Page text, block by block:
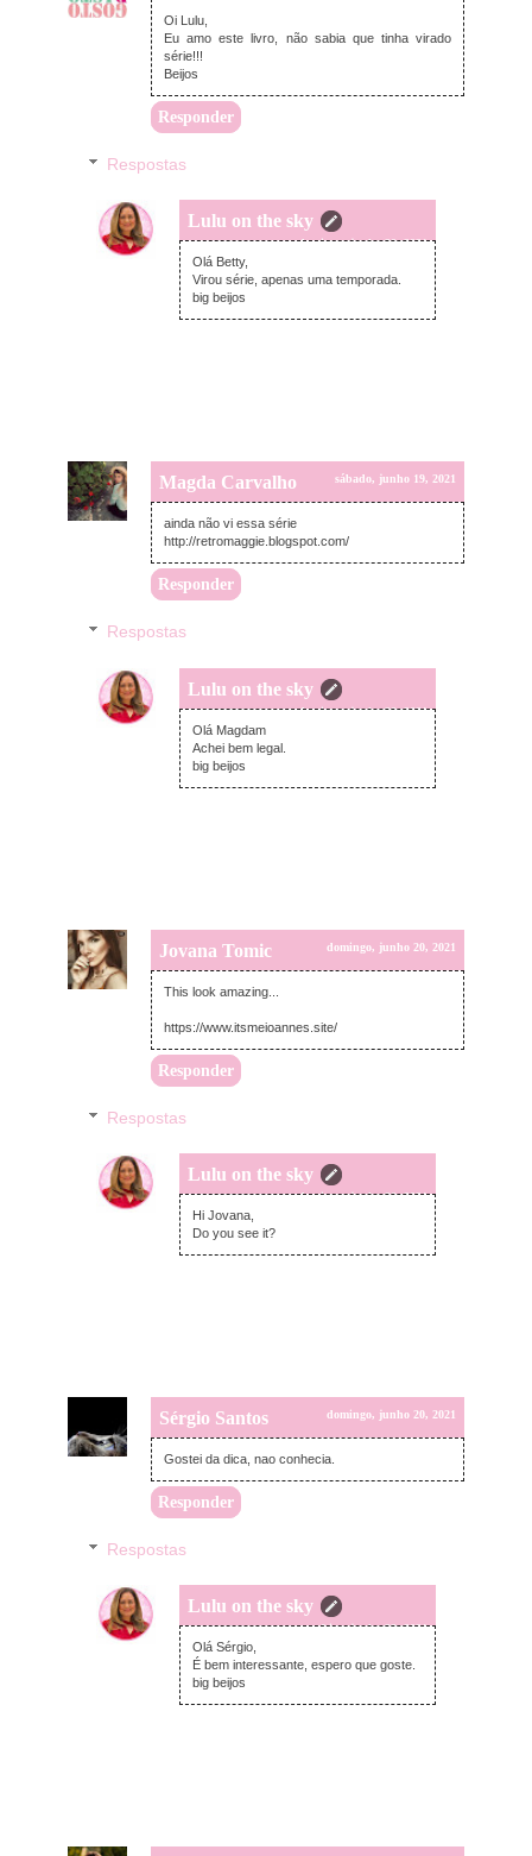
Oi Lulu,
Eu amo este livro, não sabia que tinha virado
série!!!
Beijos
Responder
Respostas
Lulu on the sky
domingo, junho 20, 2021
Olá Betty,
Virou série, apenas uma temporada.
big beijos
Magda Carvalho sábado, junho 19, 2021
ainda não vi essa série
http://retromaggie.blogspot.com/
Responder
Respostas
Lulu on the sky
domingo, junho 20, 2021
Olá Magdam
Achei bem legal.
big beijos
Jovana Tomic domingo, junho 20, 2021
This look amazing...
https://www.itsmeioannes.site/
Responder
Respostas
Lulu on the sky
domingo, junho 20, 2021
Hi Jovana,
Do you see it?
Sérgio Santos domingo, junho 20, 2021
Gostei da dica, nao conhecia.
Responder
Respostas
Lulu on the sky
terça-feira, junho 22, 2021
Olá Sérgio,
É bem interessante, espero que goste.
big beijos